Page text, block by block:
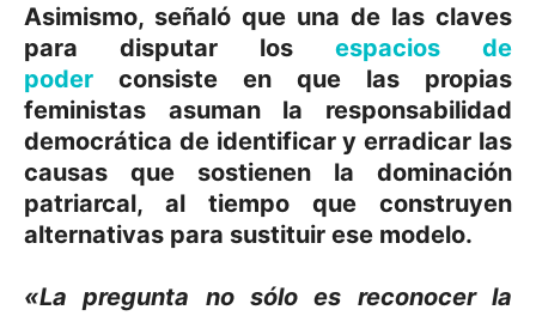
Asimismo, señaló que una de las claves
para disputar los espacios de
poder
consiste en que las propias
feministas asuman la responsabilidad
democrática de identificar y erradicar las
causas que sostienen la dominación
patriarcal, al tiempo que construyen
alternativas para sustituir ese modelo.
«La pregunta no sólo es reconocer la